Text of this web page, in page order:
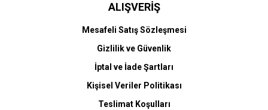
ALIŞVERİŞ
Mesafeli Satış Sözleşmesi
Gizlilik ve Güvenlik
İptal ve İade Şartları
Kişisel Veriler Politikası
Teslimat Koşulları